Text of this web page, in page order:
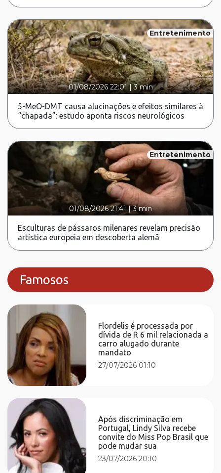
Entretenimento
01/08/2026 22:01|3 min
5-MeO-DMT causa alucinações e efeitos similares à
“chapada”: estudo aponta riscos neurológicos
Entretenimento
01/08/2026 21:41 |3 min
Esculturas de pássaros milenares revelam precisão
artística europeia em descoberta alemã
Famosos
Flordelis é processada por
dívida de R 6 mil relacionada a
carro alugado durante
mandato
27/07/2026 01:10
Após discriminação em
Portugal, Lindy Silva recebe
convite do Miss Pop Brasil que
pode mudar sua
23/07/2026 20:10